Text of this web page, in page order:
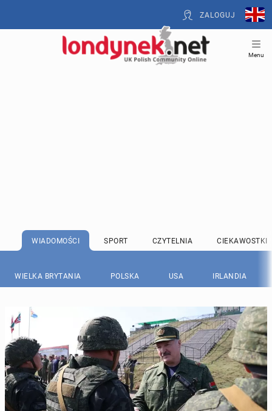
ZALOGUJ
Menu
WIADOMOŚCI SPORT CZYTELNIA CIEKAWOSTKI
WIELKA BRYTANIA POLSKA USA IRLANDIA